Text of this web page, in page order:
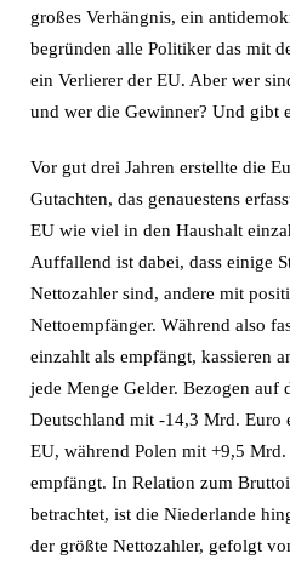
großes Verhängnis, ein
begründen alle Politiker das mit
ein Verlierer der EU. Aber wer
und wer die Gewinner? Und gibt
Vor gut drei Jahren erstellte die
Gutachten, das genauestens
EU wie viel in den Haushalt
Auffallend ist dabei, dass einige
Nettozahler sind, andere mit
Nettoempfänger. Während also
einzahlt als empfängt, kassieren
jede Menge Gelder. Bezogen auf
Deutschland mit -14,3 Mrd. Euro
EU, während Polen mit +9,5
empfängt. In Relation zum
betrachtet, ist die Niederlande
der größte Nettozahler, gefolgt